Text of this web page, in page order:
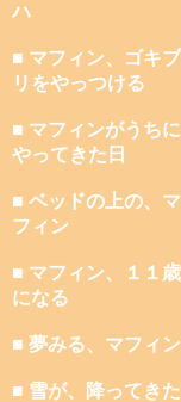
ハ
■ マフィン、ゴキブ
リをやっつける
■ マフィンがうちに
やってきた日
■ ベッドの上の、マ
フィン
■ マフィン、１１歳
になる
■ 夢みる、マフィン
■ 雪が、降ってきた